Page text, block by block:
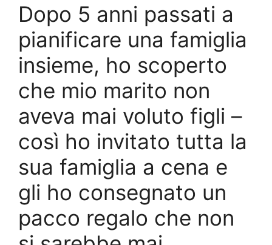
Dopo 5 anni passati a
pianificare una famiglia
insieme, ho scoperto
che mio marito non
aveva mai voluto figli –
così ho invitato tutta la
sua famiglia a cena e
gli ho consegnato un
pacco regalo che non